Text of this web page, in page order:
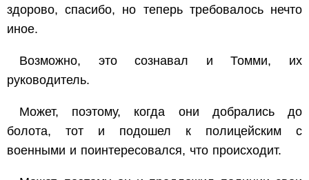
здорово, спасибо, но теперь требовалось нечто
иное.
Возможно, это сознавал и Томми, их
руководитель.
Может, поэтому, когда они добрались до
болота, тот и подошел к полицейским с
военными и поинтересовался, что происходит.